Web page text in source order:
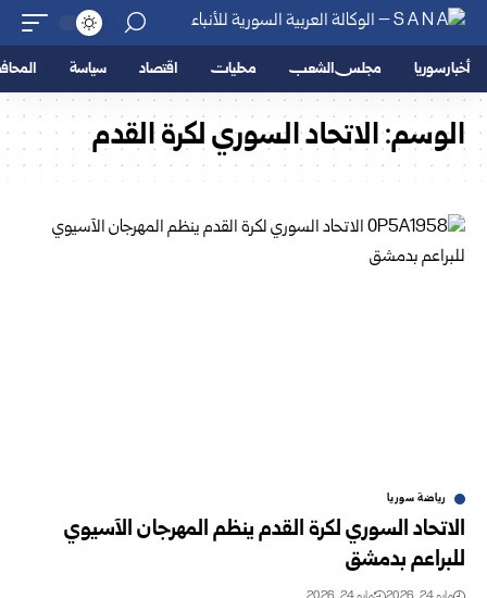
أخبار سوريا مجلس الشعب محليات اقتصاد سياسة
الوسم:الاتحاد السوري لكرة القدم
رياضة سوريا
الاتحاد السوري لكرة القدم ينظم المهرجان الآسيوي
للبراعم بدمشق